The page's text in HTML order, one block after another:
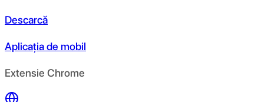
Descarcă
Aplicația de mobil
Extensie Chrome